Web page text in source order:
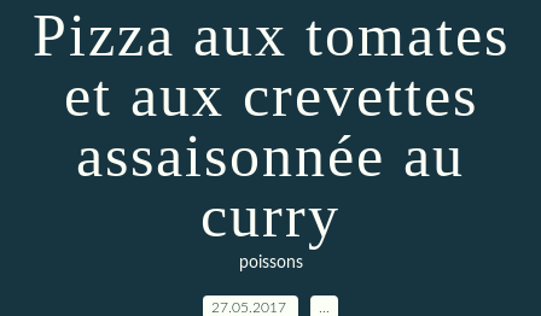
Pizza aux tomates
et aux crevettes
assaisonnée au
curry
poissons
27.05.2017